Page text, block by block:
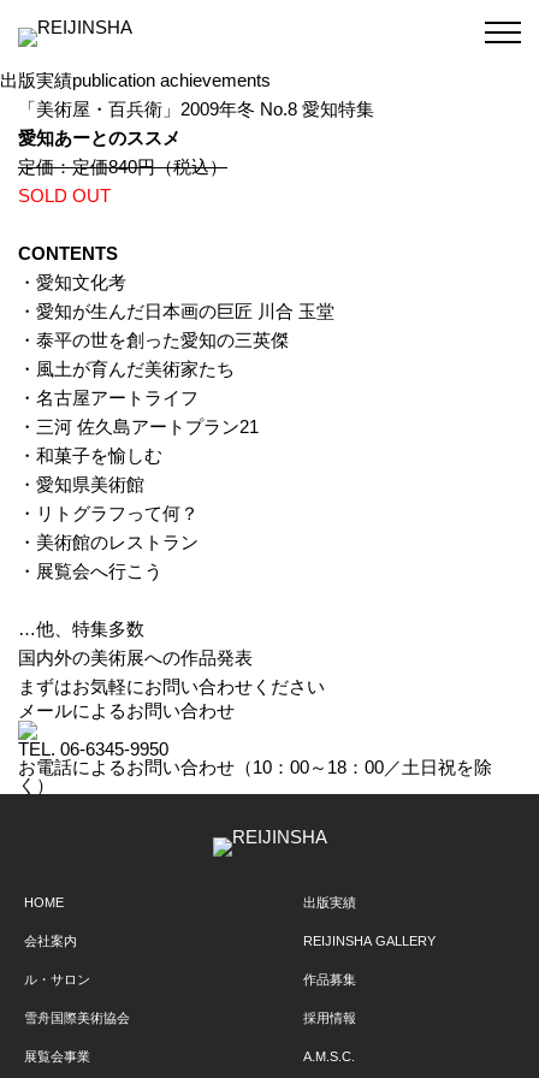
出版実績publication achievements
「美術屋・百兵衛」2009年冬 No.8 愛知特集
愛知あーとのススメ
定価：定価840円（税込）
SOLD OUT
CONTENTS
・愛知文化考
・愛知が生んだ日本画の巨匠 川合 玉堂
・泰平の世を創った愛知の三英傑
・風土が育んだ美術家たち
・名古屋アートライフ
・三河 佐久島アートプラン21
・和菓子を愉しむ
・愛知県美術館
・リトグラフって何？
・美術館のレストラン
・展覧会へ行こう
…他、特集多数
国内外の美術展への作品発表
まずはお気軽にお問い合わせください
メールによるお問い合わせ
TEL. 06-6345-9950
お電話によるお問い合わせ（10：00～18：00／土日祝を除
く）
HOME
会社案内
ル・サロン
雪舟国際美術協会
展覧会事業
出版実績
REIJINSHA GALLERY
作品募集
採用情報
A.M.S.C.